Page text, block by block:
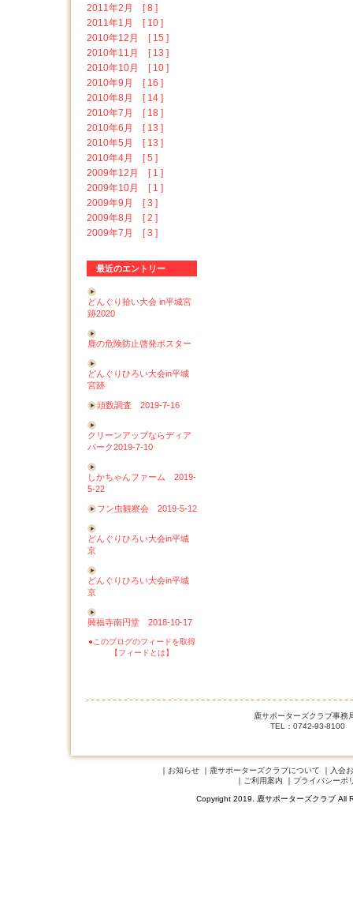
2011年2月 [ 8 ]
2011年1月 [ 10 ]
2010年12月 [ 15 ]
2010年11月 [ 13 ]
2010年10月 [ 10 ]
2010年9月 [ 16 ]
2010年8月 [ 14 ]
2010年7月 [ 18 ]
2010年6月 [ 13 ]
2010年5月 [ 13 ]
2010年4月 [ 5 ]
2009年12月 [ 1 ]
2009年10月 [ 1 ]
2009年9月 [ 3 ]
2009年8月 [ 2 ]
2009年7月 [ 3 ]
最近のエントリー
どんぐり拾い大会 in平城宮
跡2020
鹿の危険防止啓発ポスター
どんぐりひろい大会in平城
宮跡
頭数調査 2019-7-16
クリーンアップならディア
パーク2019-7-10
しかちゃんファーム 2019-
5-22
フン虫観察会 2019-5-12
どんぐりひろい大会in平城
京
どんぐりひろい大会in平城
京
興福寺南円堂 2018-10-17
●このブログのフィードを取得
【フィードとは】
鹿サポーターズクラブ事
TEL：0742-93-
｜ お知らせ｜ 鹿サポーターズクラブについて ｜ 入会
｜ ご利用案内 ｜ プライバシーポ
Copyright 2019. 鹿サポーターズクラブ All